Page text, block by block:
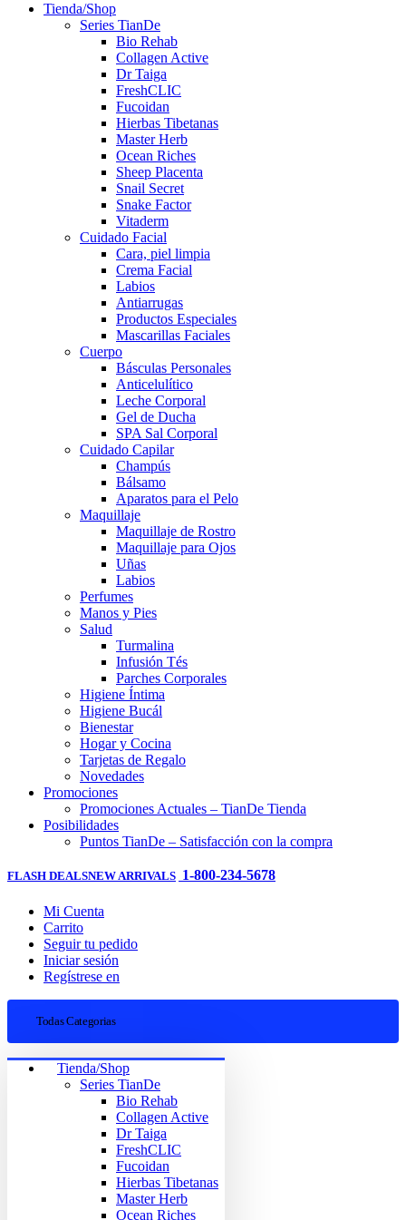
Tienda/Shop
Series TianDe
Bio Rehab
Collagen Active
Dr Taiga
FreshCLIC
Fucoidan
Hierbas Tibetanas
Master Herb
Ocean Riches
Sheep Placenta
Snail Secret
Snake Factor
Vitaderm
Cuidado Facial
Cara, piel limpia
Crema Facial
Labios
Antiarrugas
Productos Especiales
Mascarillas Faciales
Cuerpo
Básculas Personales
Anticelulítico
Leche Corporal
Gel de Ducha
SPA Sal Corporal
Cuidado Capilar
Champús
Bálsamo
Aparatos para el Pelo
Maquillaje
Maquillaje de Rostro
Maquillaje para Ojos
Uñas
Labios
Perfumes
Manos y Pies
Salud
Turmalina
Infusión Tés
Parches Corporales
Higiene Íntima
Higiene Bucál
Bienestar
Hogar y Cocina
Tarjetas de Regalo
Novedades
Promociones
Promociones Actuales – TianDe Tienda
Posibilidades
Puntos TianDe – Satisfacción con la compra
FLASH DEALSNEW ARRIVALS 1-800-234-5678
Mi Cuenta
Carrito
Seguir tu pedido
Iniciar sesión
Regístrese en
Todas Categorias
Tienda/Shop
Series TianDe
Bio Rehab
Collagen Active
Dr Taiga
FreshCLIC
Fucoidan
Hierbas Tibetanas
Master Herb
Ocean Riches